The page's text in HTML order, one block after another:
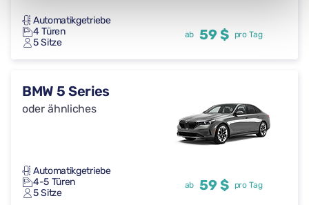
Automatikgetriebe
4 Türen
5 Sitze
ab 59 $ pro Tag
BMW 5 Series
oder ähnliches
Automatikgetriebe
4-5 Türen
5 Sitze
ab 59 $ pro Tag